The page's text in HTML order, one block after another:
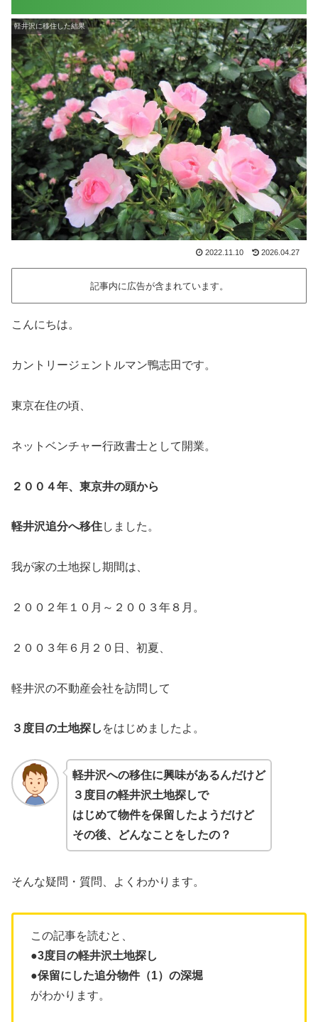
軽井沢に移住した結果
2022.11.10 2026.04.27
記事内に広告が含まれています。
こんにちは。
カントリージェントルマン鴨志田です。
東京在住の頃、
ネットベンチャー行政書士として開業。
２００４年、東京井の頭から
軽井沢追分へ移住しました。
我が家の土地探し期間は、
２００２年１０月～２００３年８月。
２００３年６月２０日、初夏、
軽井沢の不動産会社を訪問して
３度目の土地探し をはじめましたよ。
軽井沢への移住に興味があるんだけど
３度目の軽井沢土地探しで
はじめて物件を保留したようだけど
その後、どんなことをしたの？
そんな疑問・質問、よくわかります。
この記事を読むと、
●3度目の軽井沢土地探し
●保留にした追分物件（1）の深堀
がわかります。